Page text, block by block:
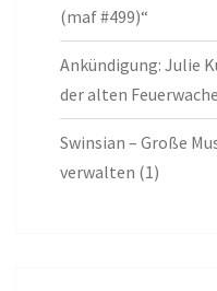
(maf #499)“
Ankündigung: Julie
der alten
Swinsian – Große
verwalten (1)